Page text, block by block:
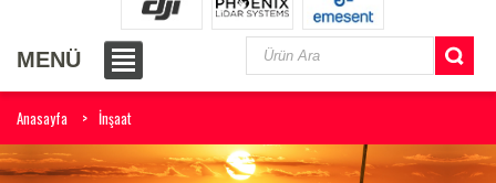
MENÜ
Anasayfa İnşaat